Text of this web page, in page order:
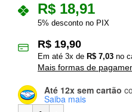
R$ 18,91
5% desconto no PIX
R$ 19,90
Em até 3x de R$ 7,03 no
Mais formas de
Até 12x sem cartão
Saiba mais